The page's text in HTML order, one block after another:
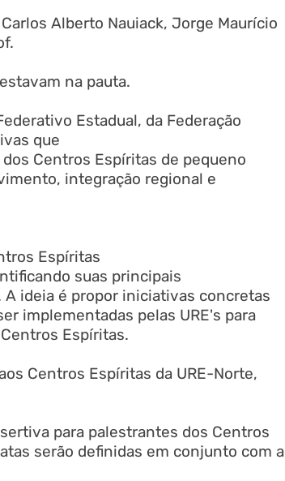
Alberto Nauiack, Jorge Maurício
na pauta.
Estadual, da Federação
que
Centros Espíritas de pequeno
integração regional e
Espíritas
suas principais
ideia é propor iniciativas concretas
implementadas pelas URE's para
Espíritas.
Centros Espíritas da URE-Norte,
para palestrantes dos Centros
serão definidas em conjunto com a